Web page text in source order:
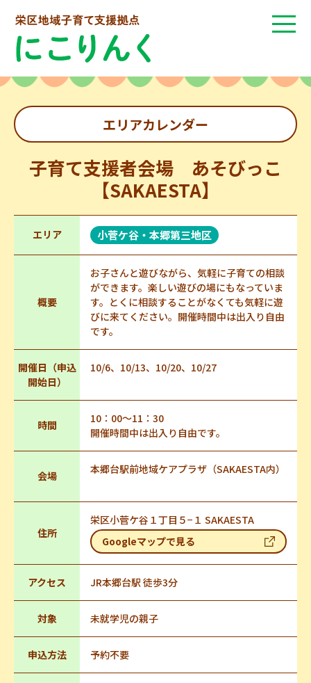
エリアカレンダー
子育て支援者会場 あそびっこ
【SAKAESTA】
エリア 小菅ケ谷・本郷第三地区
概要
お子さんと遊びながら、気軽に子育ての相談
ができます。楽しい遊びの場にもなっていま
す。とくに相談することがなくても気軽に遊
びに来てください。開催時間中は出入り自由
です。
開催日（申込
開始日）
10/6、10/13、10/20、10/27
時間
10：00～11：30
開催時間中は出入り自由です。
会場 本郷台駅前地域ケアプラザ（SAKAESTA内）
住所
栄区小菅ケ谷１丁目５−１ SAKAESTA
Googleマップで見る
アクセス JR本郷台駅 徒歩3分
対象 未就学児の親子
申込方法 予約不要